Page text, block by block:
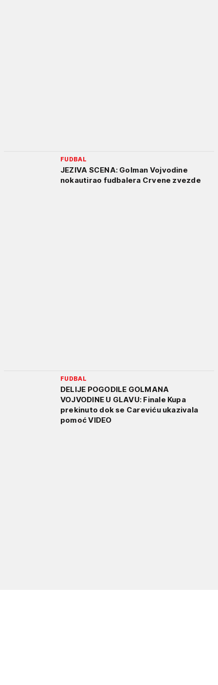
FUDBAL
JEZIVA SCENA: Golman Vojvodine
nokautirao fudbalera Crvene zvezde
FUDBAL
DELIJE POGODILE GOLMANA
VOJVODINE U GLAVU: Finale Kupa
prekinuto dok se Careviću ukazivala
pomoć VIDEO